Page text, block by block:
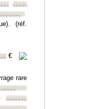
••••••••
(réf.
€
rare
••••••••